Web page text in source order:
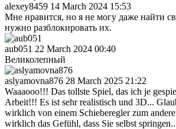
alexey8459 14 March 2024 15:53
Мне нравится, но я не могу даже найти
нужно разблокировать их.
aub051 22 March 2024 00:40
Великолепный
aslyamovna876 28 March 2025 21:22
Waaaooo!!! Das tollste Spiel, das ich je
Arbeit!!! Es ist sehr realistisch und 3D...
wirklich von einem Schieberegler zum
wirklich das Gefühl, dass Sie selbst